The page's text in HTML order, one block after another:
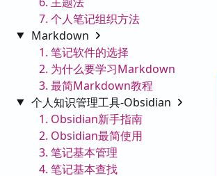
7. 个人笔记组织方法
Markdown
1. 笔记软件的选择
2. 为什么要学习Markdown
3. 最简Markdown教程
个人知识管理工具-Obsidian
1. Obsidian新手指南
2. Obsidian最简使用
3. 笔记基本管理
4. 笔记基本查找